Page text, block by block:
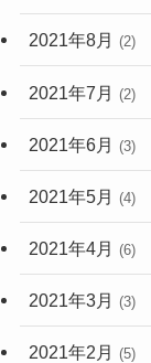
2021年8月 (2)
2021年7月 (2)
2021年6月 (3)
2021年5月 (4)
2021年4月 (6)
2021年3月 (3)
2021年2月 (5)